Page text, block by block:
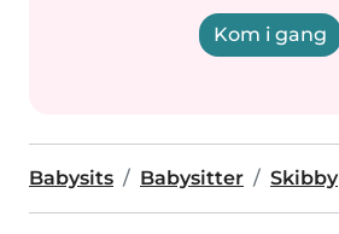
Kom i gang
Babysits Babysitter Skibby